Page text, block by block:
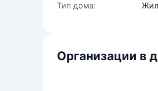
Тип дома:
Организации в